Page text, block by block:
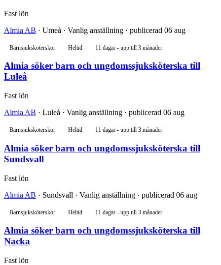
Fast lön
Almia AB · Umeå · Vanlig anställning · publicerad 06 aug
Barnsjuksköterskor Heltid 11 dagar - upp till 3 månader
Almia söker barn och ungdomssjuksköterska till
Luleå
Fast lön
Almia AB · Luleå · Vanlig anställning · publicerad 06 aug
Barnsjuksköterskor Heltid 11 dagar - upp till 3 månader
Almia söker barn och ungdomssjuksköterska till
Sundsvall
Fast lön
Almia AB · Sundsvall · Vanlig anställning · publicerad 06 aug
Barnsjuksköterskor Heltid 11 dagar - upp till 3 månader
Almia söker barn och ungdomssjuksköterska till
Nacka
Fast lön